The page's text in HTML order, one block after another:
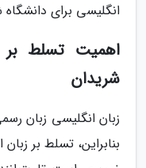
انگلیسی برای
اهمیت تسلط بر
شریدان
زبان انگلیسی زبان
بنابراین، تسلط بر